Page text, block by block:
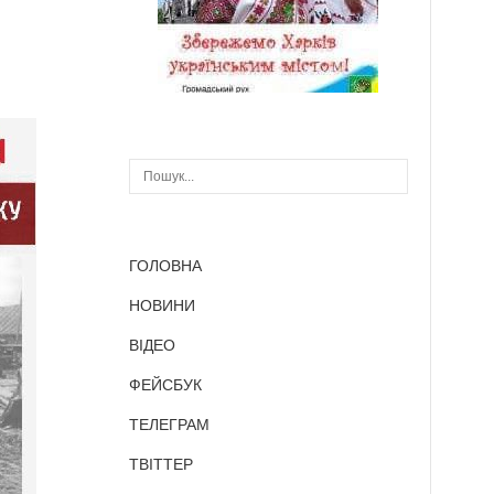
ГОЛОВНА
НОВИНИ
ВІДЕО
ФЕЙСБУК
ТЕЛЕГРАМ
ТВІТТЕР